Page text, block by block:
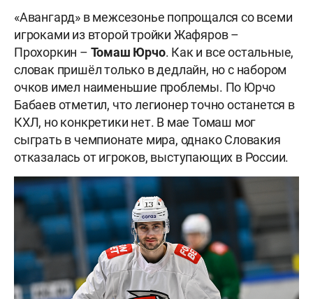
«Авангард» в межсезонье попрощался со всеми
игроками из второй тройки Жафяров –
Прохоркин – Томаш Юрчо. Как и все остальные,
словак пришёл только в дедлайн, но с набором
очков имел наименьшие проблемы. По Юрчо
Бабаев отметил, что легионер точно останется в
КХЛ, но конкретики нет. В мае Томаш мог
сыграть в чемпионате мира, однако Словакия
отказалась от игроков, выступающих в России.